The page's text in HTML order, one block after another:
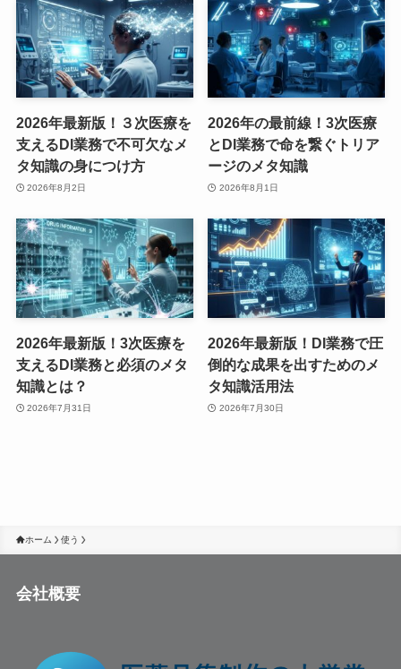
2026年最新版！３次医療を
支えるDI業務で不可欠なメ
タ知識の身につけ方
2026年8月2日
2026年の最前線！3次医療
とDI業務で命を繋ぐトリア
ージのメタ知識
2026年8月1日
2026年最新版！3次医療を
支えるDI業務と必須のメタ
知識とは？
2026年7月31日
2026年最新版！DI業務で圧
倒的な成果を出すためのメ
タ知識活用法
2026年7月30日
ホーム 使う
会社概要